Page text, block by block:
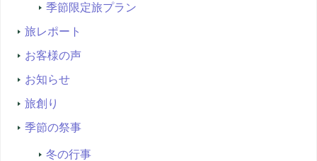
季節限定旅プラン
旅レポート
お客様の声
お知らせ
旅創り
季節の祭事
冬の行事